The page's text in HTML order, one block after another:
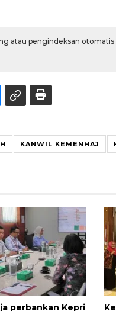
atau pengindeksan otomatis
KANWIL KEMENHAJ
perbankan Kepri